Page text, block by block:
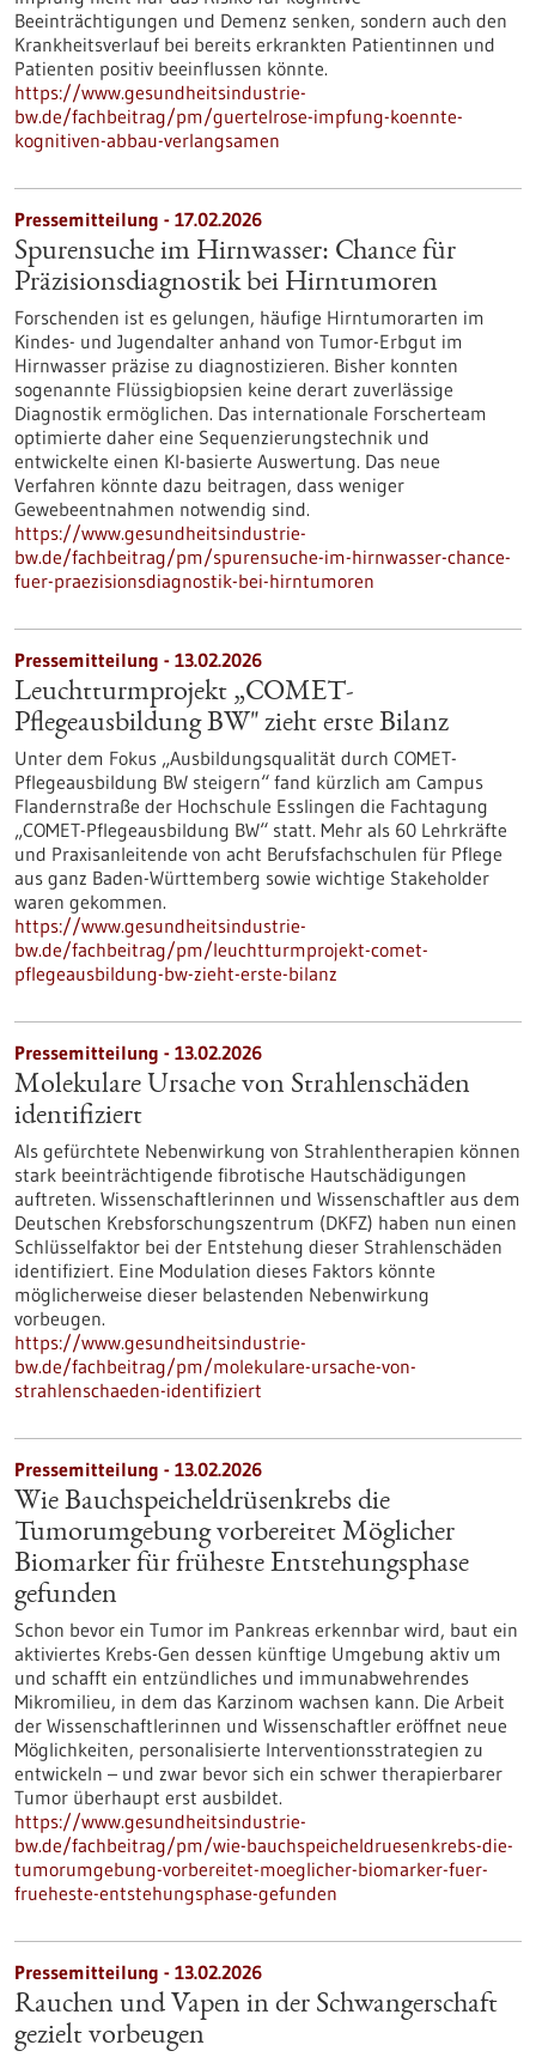
Beeinträchtigungen und Demenz senken, sondern auch den
Krankheitsverlauf bei bereits erkrankten Patientinnen und
Patienten positiv beeinflussen könnte.
https://www.gesundheitsindustrie-
bw.de/fachbeitrag/pm/guertelrose-impfung-koennte-
kognitiven-abbau-verlangsamen
Pressemitteilung - 17.02.2026
Spurensuche im Hirnwasser: Chance für
Präzisionsdiagnostik bei Hirntumoren
Forschenden ist es gelungen, häufige Hirntumorarten im
Kindes- und Jugendalter anhand von Tumor-Erbgut im
Hirnwasser präzise zu diagnostizieren. Bisher konnten
sogenannte Flüssigbiopsien keine derart zuverlässige
Diagnostik ermöglichen. Das internationale Forscherteam
optimierte daher eine Sequenzierungstechnik und
entwickelte einen KI-basierte Auswertung. Das neue
Verfahren könnte dazu beitragen, dass weniger
Gewebeentnahmen notwendig sind.
https://www.gesundheitsindustrie-
bw.de/fachbeitrag/pm/spurensuche-im-hirnwasser-chance-
fuer-praezisionsdiagnostik-bei-hirntumoren
Pressemitteilung - 13.02.2026
Leuchtturmprojekt „COMET-
Pflegeausbildung BW" zieht erste Bilanz
Unter dem Fokus „Ausbildungsqualität durch COMET-
Pflegeausbildung BW steigern“ fand kürzlich am Campus
Flandernstraße der Hochschule Esslingen die Fachtagung
„COMET-Pflegeausbildung BW“ statt. Mehr als 60 Lehrkräfte
und Praxisanleitende von acht Berufsfachschulen für Pflege
aus ganz Baden-Württemberg sowie wichtige Stakeholder
waren gekommen.
https://www.gesundheitsindustrie-
bw.de/fachbeitrag/pm/leuchtturmprojekt-comet-
pflegeausbildung-bw-zieht-erste-bilanz
Pressemitteilung - 13.02.2026
Molekulare Ursache von Strahlenschäden
identifiziert
Als gefürchtete Nebenwirkung von Strahlentherapien können
stark beeinträchtigende fibrotische Hautschädigungen
auftreten. Wissenschaftlerinnen und Wissenschaftler aus dem
Deutschen Krebsforschungszentrum (DKFZ) haben nun einen
Schlüsselfaktor bei der Entstehung dieser Strahlenschäden
identifiziert. Eine Modulation dieses Faktors könnte
möglicherweise dieser belastenden Nebenwirkung
vorbeugen.
https://www.gesundheitsindustrie-
bw.de/fachbeitrag/pm/molekulare-ursache-von-
strahlenschaeden-identifiziert
Pressemitteilung - 13.02.2026
Wie Bauchspeicheldrüsenkrebs die
Tumorumgebung vorbereitet Möglicher
Biomarker für früheste Entstehungsphase
gefunden
Schon bevor ein Tumor im Pankreas erkennbar wird, baut ein
aktiviertes Krebs-Gen dessen künftige Umgebung aktiv um
und schafft ein entzündliches und immunabwehrendes
Mikromilieu, in dem das Karzinom wachsen kann. Die Arbeit
der Wissenschaftlerinnen und Wissenschaftler eröffnet neue
Möglichkeiten, personalisierte Interventionsstrategien zu
entwickeln – und zwar bevor sich ein schwer therapierbarer
Tumor überhaupt erst ausbildet.
https://www.gesundheitsindustrie-
bw.de/fachbeitrag/pm/wie-bauchspeicheldruesenkrebs-die-
tumorumgebung-vorbereitet-moeglicher-biomarker-fuer-
frueheste-entstehungsphase-gefunden
Pressemitteilung - 13.02.2026
Rauchen und Vapen in der Schwangerschaft
gezielt vorbeugen